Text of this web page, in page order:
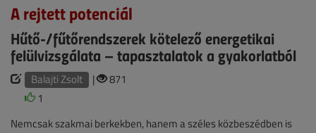
A rejtett potenciál
Hűtő-/fűtőrendszerek kötelező energetikai
felülvizsgálata – tapasztalatok a gyakorlatból
Balajti Zsolt |
871
1
Nemcsak szakmai berkekben, hanem a széles közbeszédben is